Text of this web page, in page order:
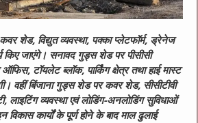
शेड, विद्युत व्यवस्था, पक्का प्लेटफॉर्म, ड्रेनेज
किए जाएंगे। सनावद गुड्स शेड पर पीसीसी
टॉयलेट ब्लॉक, पार्किंग क्षेत्र तथा हाई मास्ट
वहीं बिंजाना गुड्स शेड पर कवर शेड, सीसीटीवी
लाइटिंग व्यवस्था एवं लोडिंग-अनलोडिंग सुविधाओं
विकास कार्यों के पूर्ण होने के बाद माल ढुलाई